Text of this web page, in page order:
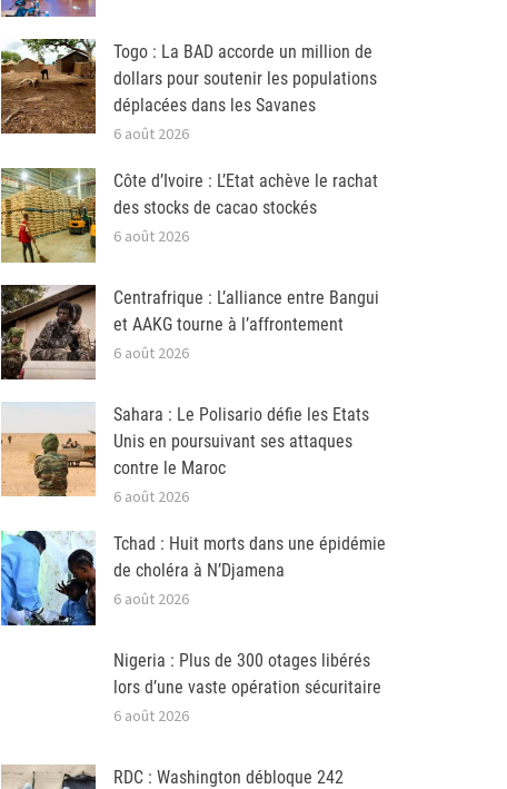
Togo : La BAD accorde un million de
dollars pour soutenir les populations
déplacées dans les Savanes
6 août 2026
Côte d’Ivoire : L’Etat achève le rachat
des stocks de cacao stockés
6 août 2026
Centrafrique : L’alliance entre Bangui
et AAKG tourne à l’affrontement
6 août 2026
Sahara : Le Polisario défie les Etats
Unis en poursuivant ses attaques
contre le Maroc
6 août 2026
Tchad : Huit morts dans une épidémie
de choléra à N’Djamena
6 août 2026
Nigeria : Plus de 300 otages libérés
lors d’une vaste opération sécuritaire
6 août 2026
RDC : Washington débloque 242